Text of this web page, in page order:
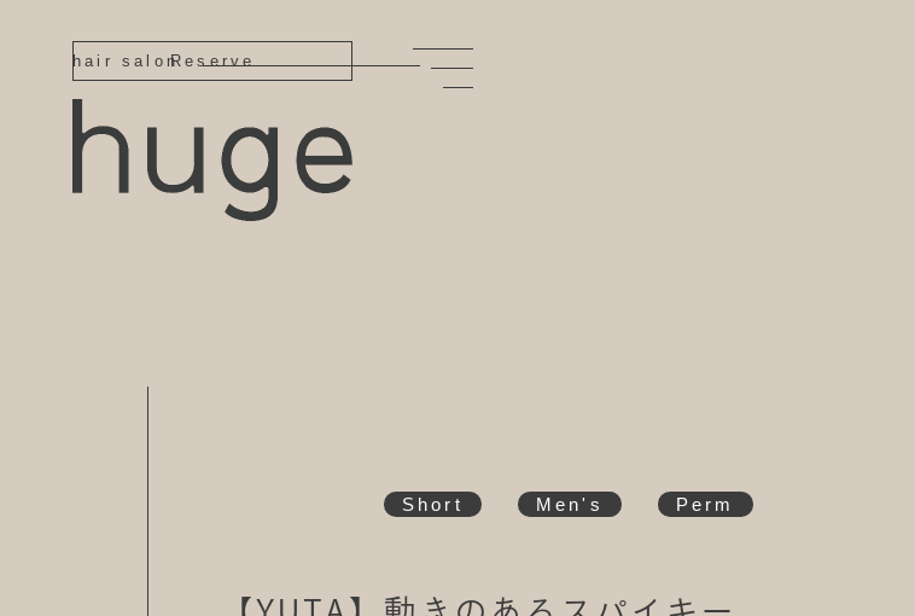
Reserve
hair salon
Short Men's Perm